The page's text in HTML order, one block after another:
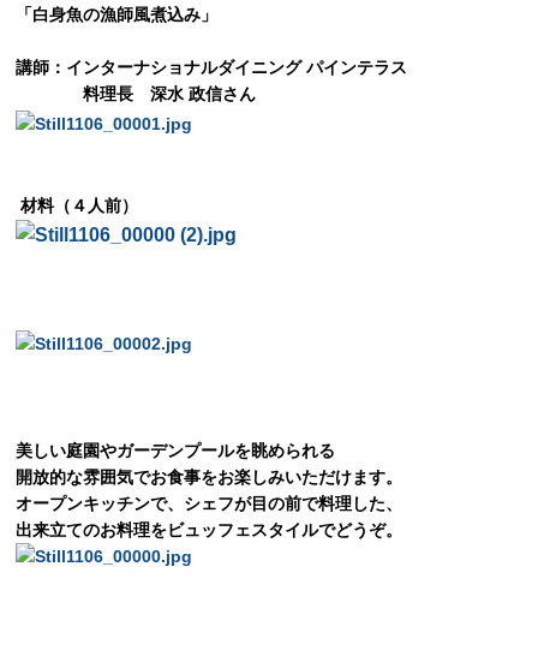
「白身魚の漁師風煮込み」
講師：インターナショナルダイニング パインテラス
料理長 深水 政信さん
材料（４人前）
美しい庭園やガーデンプールを眺められる
開放的な雰囲気でお食事をお楽しみいただけます。
オープンキッチンで、シェフが目の前で料理した、
出来立てのお料理をビュッフェスタイルでどうぞ。